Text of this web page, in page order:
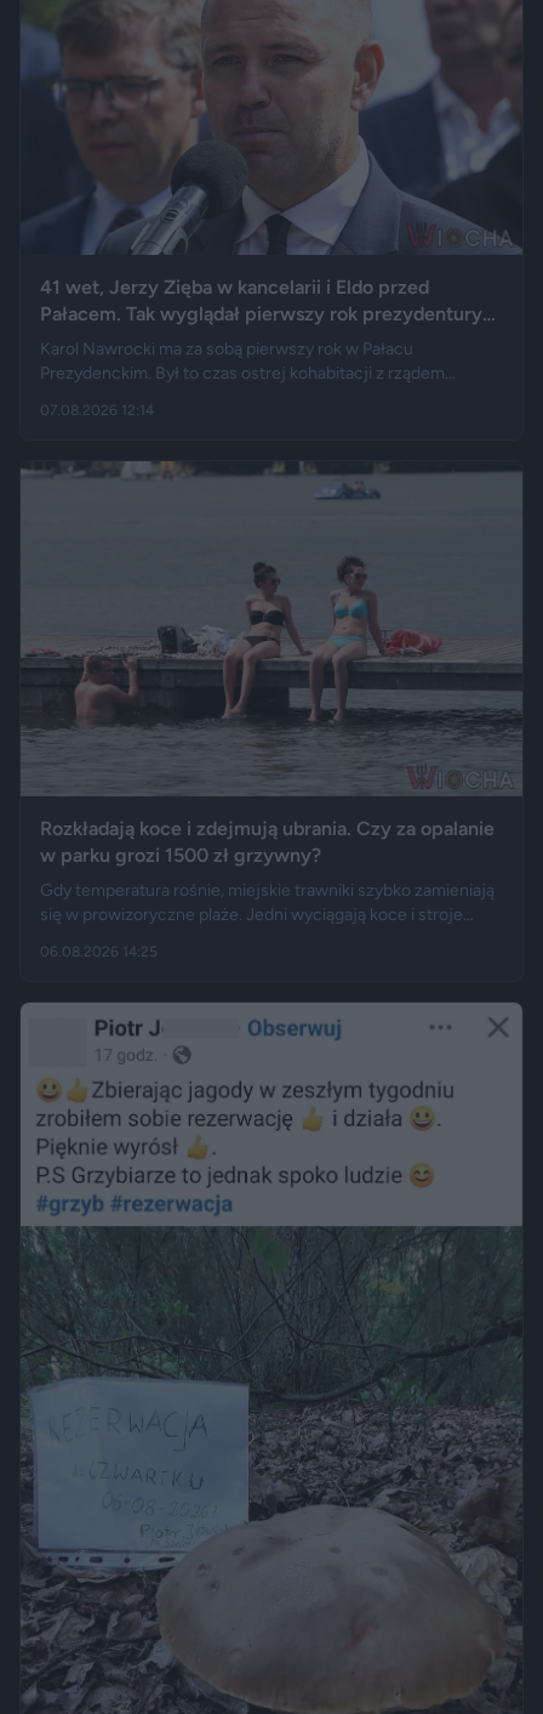
41 wet, Jerzy Zięba w kancelarii i Eldo przed
Pałacem. Tak wyglądał pierwszy rok prezydentury
Karola Nawrockiego
Karol Nawrocki ma za sobą pierwszy rok w Pałacu
Prezydenckim. Był to czas ostrej kohabitacji z rządem
brakowało też wydarzeń z zupełnie innej kategorii: w
uświetnił występ rapera, Eldo. Pierwszy rok prezydentury
podsumowują m.in. Fakt, Demagog, „Gazeta Wyborcza” i „Do
07.08.2026 12:14
Rozkładają koce i zdejmują ubrania. Czy za opalanie
w parku grozi 1500 zł grzywny?
Gdy temperatura rośnie, miejskie trawniki szybko zamieniają
się w prowizoryczne plaże. Jedni wyciągają koce i stroje
legalne. Jak opisują Gazeta.pl i „Rzeczpospolita”, samo
przez nagość, złamanie regulaminu parku albo zajęcie
trawnika, który nie został przeznaczony do rekreacji.
06.08.2026 14:25